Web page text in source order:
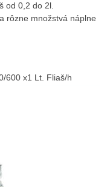
od 0,2 do 2l.
rôzne množstvá náplne
600 x1 Lt. Fliaš/h